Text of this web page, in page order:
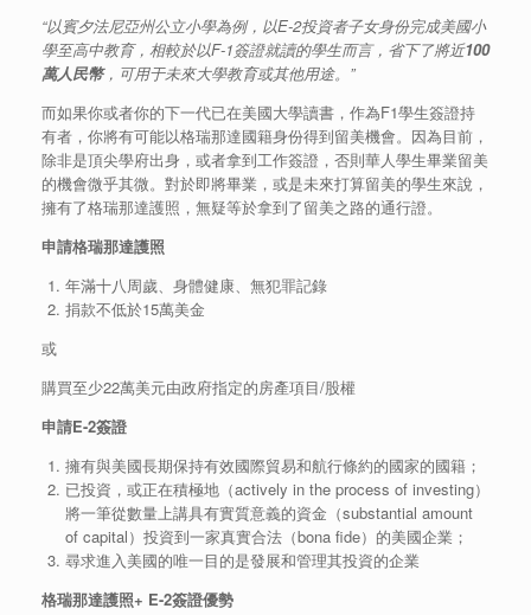
“以賓夕法尼亞州公立小學為例，以E-2投資者子女身份完成美國小
學至高中教育，相較於以F-1簽證就讀的學生而言，省下了將近100
萬人民幣，可用于未來大學教育或其他用途。 ”
而如果你或者你的下一代已在美國大學讀書，作為F1學生簽證持
有者，你將有可能以格瑞那達國籍身份得到留美機會。因為目前，
除非是頂尖學府出身，或者拿到工作簽證，否則華人學生畢業留美
的機會微乎其微。對於即將畢業，或是未來打算留美的學生來說，
擁有了格瑞那達護照，無疑等於拿到了留美之路的通行證。
申請格瑞那達護照
年滿十八周歲、身體健康、無犯罪記錄
捐款不低於15萬美金
或
購買至少22萬美元由政府指定的房產項目/股權
申請E-2簽證
擁有與美國長期保持有效國際貿易和航行條約的國家的國籍；
已投資，或正在積極地（actively in the process of investing）
將一筆從數量上講具有實質意義的資金（substantial amount
of capital）投資到一家真實合法（bona fide）的美國企業；
尋求進入美國的唯一目的是發展和管理其投資的企業
格瑞那達護照+ E-2簽證優勢